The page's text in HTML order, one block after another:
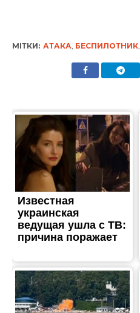
МІТКИ: АТАКА, БЕСПИЛОТНИК,